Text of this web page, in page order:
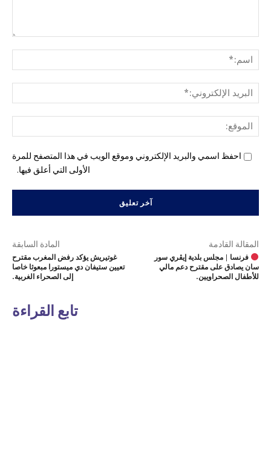
احفظ اسمي والبريد الإلكتروني وموقع الويب في هذا المتصفح للمرة
الأولى التي أعلق فيها.
المادة السابقة
غوتيريش يؤكد رفض المغرب مقترح
تعيين ستيفان دي ميستورا مبعوثا خاصا
إلى الصحراء الغربية.
المقالة القادمة
فرنسا | مجلس بلدية إيڤري سور
سان يصادق على مقترح دعم مالي
للأطفال الصحراويين.
تابع القراءة